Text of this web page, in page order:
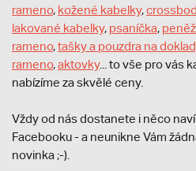
rameno, kožené kabelky,
lakované kabelky, psaníčka,
rameno,tašky a pouzdra na
rameno,aktovky... to vše pro vás
nabízíme za skvělé ceny.
Vždy od nás dostanete i něco
Facebooku - a neunikne Vám
novinka ;-).